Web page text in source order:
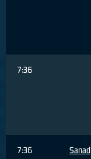
7:36
7:36
Sanad